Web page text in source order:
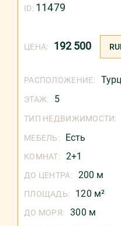
ЦЕНА: 192 500
ID: 11479
РАСПОЛОЖЕНИЕ:
ЭТАЖ: 5
ТИП НЕДВИЖИМОСТИ:
МЕБЕЛЬ: Есть
КОМНАТ: 2+1
ДО ЦЕНТРА: 200 м
ПЛОЩАДЬ: 120 м²
ДО МОРЯ: 300 м